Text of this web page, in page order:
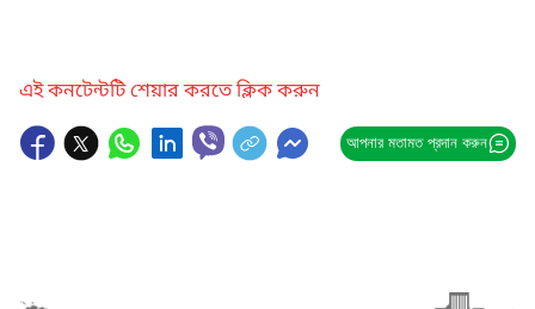
এই কনটেন্টটি শেয়ার করতে ক্লিক করুন
আপনার মতামত প্রদান করুন